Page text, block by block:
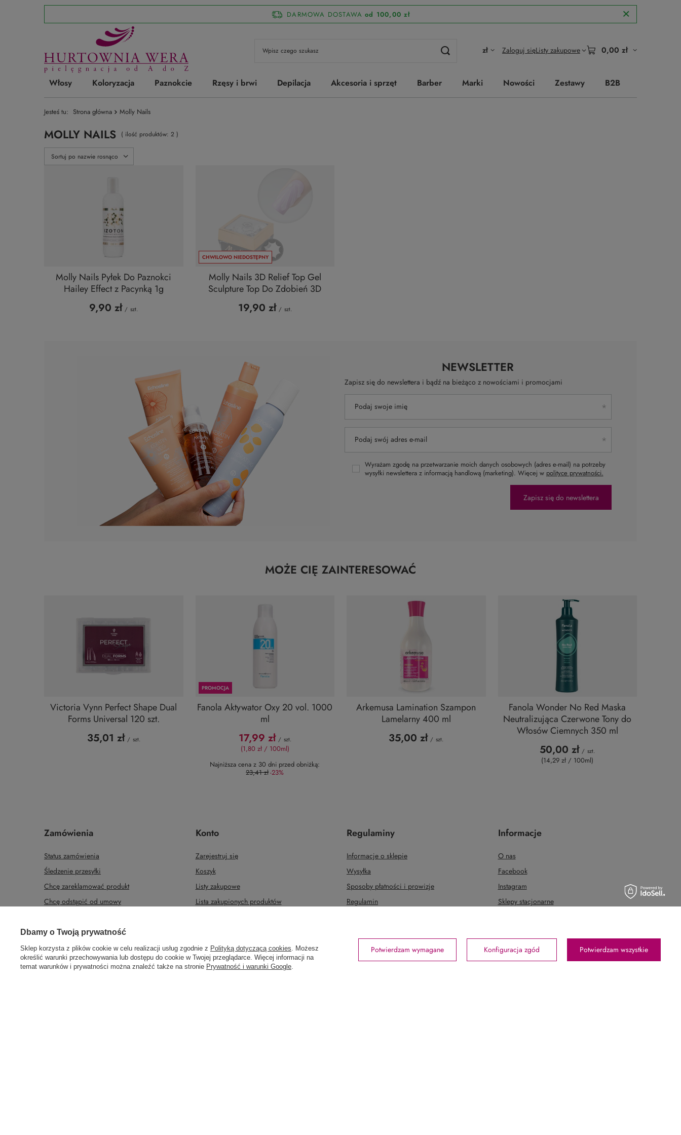
DARMOWA DOSTAWA od 100,00 zł
zł Zaloguj sięListy zakupowe 0,00 zł
Włosy Koloryzacja Paznokcie Rzęsy i brwi Depilacja Akcesoria i sprzęt Barber Marki Nowości Zestawy B2B
Jesteś tu: Strona główna Molly Nails
MOLLY NAILS ( ilość produktów: 2 )
Zmień sortowanie
Sortuj po nazwie rosnąco
Molly Nails Pyłek Do Paznokci
Hailey Effect z Pacynką 1g
9,90 zł / szt.
CHWILOWO NIEDOSTĘPNY
Molly Nails 3D Relief Top Gel
Sculpture Top Do Zdobień 3D
19,90 zł / szt.
NEWSLETTER
Zapisz się do newslettera i bądź na bieżąco z nowościami i promocjami
Podaj swoje imię
Podaj swój adres e-mail
Wyrażam zgodę na przetwarzanie moich danych osobowych (adres e-mail) na potrzeby
wysyłki newslettera z informacją handlową (marketing). Więcej w polityce prywatności.
Zapisz się do newslettera
MOŻE CIĘ ZAINTERESOWAĆ
Victoria Vynn Perfect Shape Dual
Forms Universal 120 szt.
35,01 zł / szt.
PROMOCJA
Fanola Aktywator Oxy 20 vol. 1000
ml
17,99 zł / szt.
(1,80 zł / 100ml)
Najniższa cena z 30 dni przed obniżką:
23,41 zł-23%
Arkemusa Lamination Szampon
Lamelarny 400 ml
35,00 zł / szt.
Fanola Wonder No Red Maska
Neutralizująca Czerwone Tony do
Włosów Ciemnych 350 ml
50,00 zł / szt.
(14,29 zł / 100ml)
Zamówienia
Status zamówienia
Śledzenie przesyłki
Chcę zareklamować produkt
Chcę odstąpić od umowy
Kontakt
Konto
Zarejestruj się
Koszyk
Listy zakupowe
Lista zakupionych produktów
Regulaminy
Informacje o sklepie
Wysyłka
Sposoby płatności i prowizje
Regulamin
Zarządzaj plikami cookie
Informacje
O nas
Facebook
Instagram
Sklepy stacjonarne
Prawdziwe
opinie klientów
Dbamy o Twoją prywatność
Sklep korzysta z plików cookie w celu realizacji usług zgodnie z Polityką dotyczącą cookies . Możesz
określić warunki przechowywania lub dostępu do cookie w Twojej przeglądarce. Więcej informacji na
temat warunków i prywatności można znaleźć także na stronie Prywatność i warunki Google
Potwierdzam wymagane Konfiguracja zgód Potwierdzam wszystkie